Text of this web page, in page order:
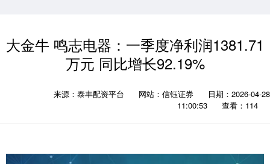
大金牛 鸣志电器：一季度净利润1381.71
万元 同比增长92.19%
来源：泰丰配资平台 网站：信钰证券
日期：2026-04-28
11:00:53
查看：114